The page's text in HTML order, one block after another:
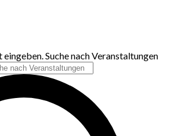
Suche nach Veranstaltungen